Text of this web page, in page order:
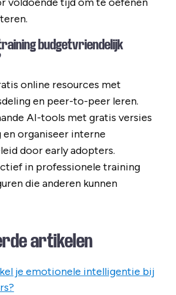
budgetvriendelijk
online resources met
en peer-to-peer leren.
AI-tools met gratis versies
organiseer interne
door early adopters.
in professionele training
die anderen kunnen
artikelen
je emotionele intelligentie bij